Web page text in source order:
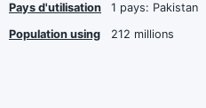
Pays d'utilisation
1 pays: Pakistan
Population using
212 millions